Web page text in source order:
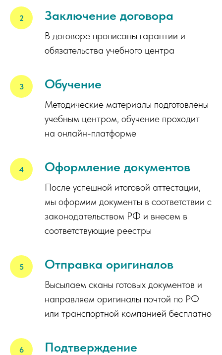
Заключение договора
В договоре прописаны гарантии и
обязательства учебного центра
Обучение
Методические материалы подготовлены
учебным центром, обучение проходит
на онлайн-платформе
Оформление документов
После успешной итоговой аттестации,
мы оформим документы в соответствии с
законодательством РФ и внесем в
соответствующие реестры
Отправка оригиналов
Высылаем сканы готовых документов и
направляем оригиналы почтой по РФ
или транспортной компанией бесплатно
Подтверждение